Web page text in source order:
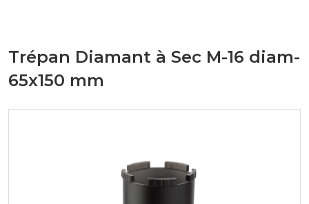
Trépan Diamant à Sec M-16 diam-
65x150 mm